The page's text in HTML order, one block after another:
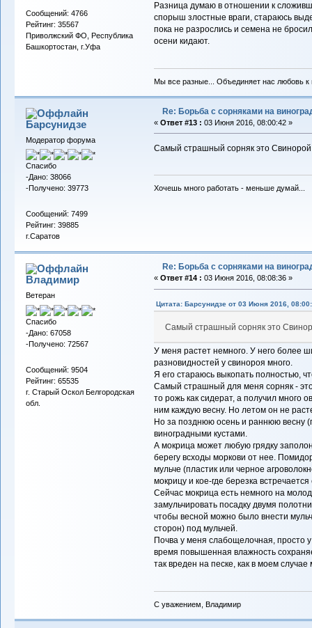
Сообщений: 4766
Рейтинг: 35567
Приволжский ФО, Республика
Башкортостан, г.Уфа
Разница думаю в отношении к
спорыш злостные враги, стараюсь
пока не разрослись и семена не
осени кидают.
Мы все разные... Объединяет нас любовь к
Барсунидзе
Модератор форума
Спасибо
-Дано: 38066
-Получено: 39773
Сообщений: 7499
Рейтинг: 39885
г.Саратов
Re: Борьба с сорняками на
« Ответ #13 : 03 Июня 2016, 08:00:42 »
Самый страшный сорняк это
Хочешь много работать - меньше думай...
Владимиp
Ветеран
Спасибо
-Дано: 67058
-Получено: 72567
Сообщений: 9504
Рейтинг: 65535
г. Старый Оскол Белгородская
обл.
Re: Борьба с сорняками на
« Ответ #14 : 03 Июня 2016, 08:08:36 »
Цитата: Барсунидзе от 03 Июня 2016,
Самый страшный сорняк это
У меня растет немного. У него более
разновидностей у свинороя много.
Я его стараюсь выкопать полностью,
Самый страшный для меня сорняк -
то рожь как сидерат, а получил много
ним каждую весну. Но летом он не
Но за позднюю осень и раннюю весну
виноградными кустами.
А мокрица может любую грядку
берегу всходы моркови от нее.
мульче (пластик или черное
мокрицу и кое-где березка
Сейчас мокрица есть немного на
замульчировать посадку двумя
чтобы весной можно было внести
сторон) под мульчей.
Почва у меня слабощелочная, просто
время повышенная влажность
так вреден на песке, как в моем случае
С уважением, Владимир